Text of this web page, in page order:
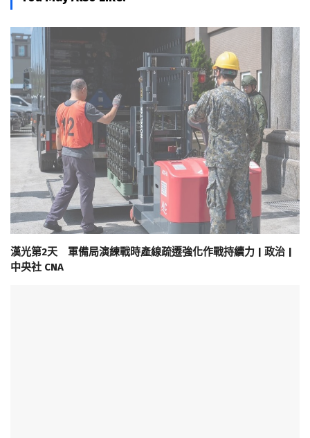
漢光第2天 軍備局演練戰時產線疏遷強化作戰持續力 | 政治 |
中央社 CNA